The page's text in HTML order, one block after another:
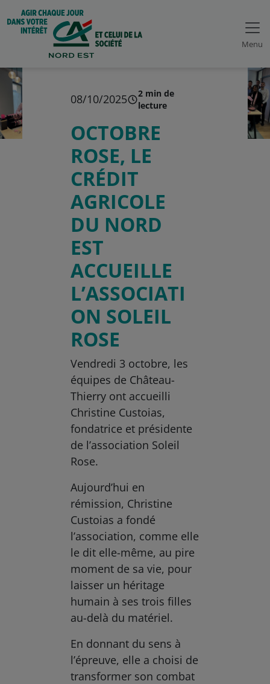
Menu
08/10/2025
2 min de
lecture
OCTOBRE
ROSE, LE
CRÉDIT
AGRICOLE
DU NORD
EST
ACCUEILLE
L’ASSOCIATI
ON SOLEIL
ROSE
Vendredi 3 octobre, les
équipes de Château-
Thierry ont accueilli
Christine Custoias,
fondatrice et présidente
de l’association Soleil
Rose.
Aujourd’hui en
rémission, Christine
Custoias a fondé
l’association, comme elle
le dit elle-même, au pire
moment de sa vie, pour
laisser un héritage
humain à ses trois filles
au-delà du matériel.
En donnant du sens à
l’épreuve, elle a choisi de
transformer son combat